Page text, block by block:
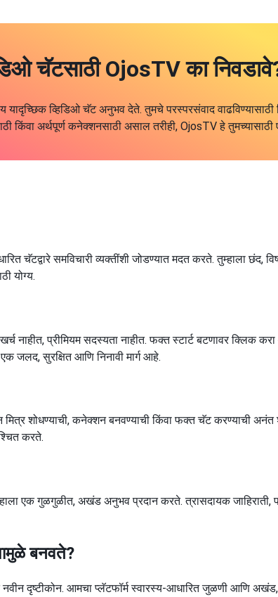
चॅटसाठी OjosTV का
व्हिडिओ चॅट अनुभव देते. तुमचे परस्परसंवाद वाढविण्यासाठी
किंवा अर्थपूर्ण कनेक्शनसाठी असाल तरीही, OjosTV हे
चॅटद्वारे समविचारी व्यक्तींशी जोडण्यात मदत करते. तुम्हाला
योग्य.
प्रीमियम सदस्यता नाहीत. फक्त स्टार्ट बटणावर क्लिक करा
जलद, सुरक्षित आणि निनावी मार्ग आहे.
शोधण्याची, कनेक्शन बनवण्याची किंवा फक्त चॅट करण्याची अनंत
करते.
एक गुळगुळीत, अखंड अनुभव प्रदान करते. त्रासदायक
बनवते?
दृष्टीकोन. आमचा प्लॅटफॉर्म स्वारस्य-आधारित जुळणी आणि